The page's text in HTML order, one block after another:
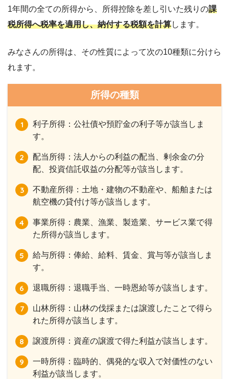
1年間の全ての所得から、所得控除を差し引いた残りの課
税所得へ税率を適用し、納付する税額を計算します。
みなさんの所得は、その性質によって次の10種類に分けら
れます。
所得の種類
利子所得：公社債や預貯金の利子等が該当しま
す。
配当所得：法人からの利益の配当、剰余金の分
配、投資信託収益の分配等が該当します。
不動産所得：土地・建物の不動産や、船舶または
航空機の貸付け等が該当します。
事業所得：農業、漁業、製造業、サービス業で得
た所得が該当します。
給与所得：俸給、給料、賃金、賞与等が該当しま
す。
退職所得：退職手当、一時恩給等が該当します。
山林所得：山林の伐採または譲渡したことで得ら
れた所得が該当します。
譲渡所得：資産の譲渡で得た利益が該当します。
一時所得：臨時的、偶発的な収入で対価性のない
利益が該当します。